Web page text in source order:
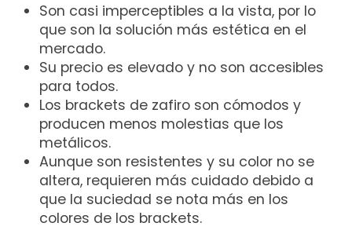
Son casi imperceptibles a la vista, por lo
que son la solución más estética en el
mercado.
Su precio es elevado y no son accesibles
para todos.
Los brackets de zafiro son cómodos y
producen menos molestias que los
metálicos.
Aunque son resistentes y su color no se
altera, requieren más cuidado debido a
que la suciedad se nota más en los
colores de los brackets.